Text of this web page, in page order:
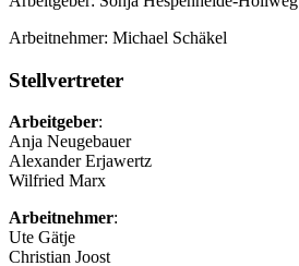
Arbeitnehmer: Michael Schäkel
Stellvertreter
Arbeitgeber:
Anja Neugebauer
Alexander Erjawertz
Wilfried Marx
Arbeitnehmer:
Ute Gätje
Christian Joost